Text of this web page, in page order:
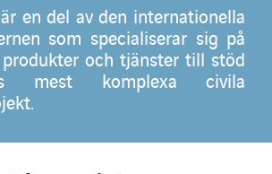
oss
en del av den internationella
som specialiserar sig på
och tjänster till stöd
mest komplexa civila